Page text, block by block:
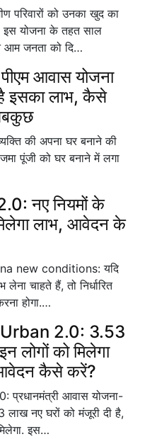
परिवारों को उनका खुद का
इस योजना के तहत साल
जनता को दि…
आवास योजना
इसका लाभ, कैसे
की अपना घर बनाने की
पूंजी को घर बनाने में लगा
नए नियमों के
लाभ, आवेदन के
new conditions: यदि
चाहते हैं, तो निर्धारित
होगा.…
2.0: 3.53
लोगों को मिलेगा
कैसे करें?
आवास योजना-
नए घरों को मंजूरी दी है,
इस…